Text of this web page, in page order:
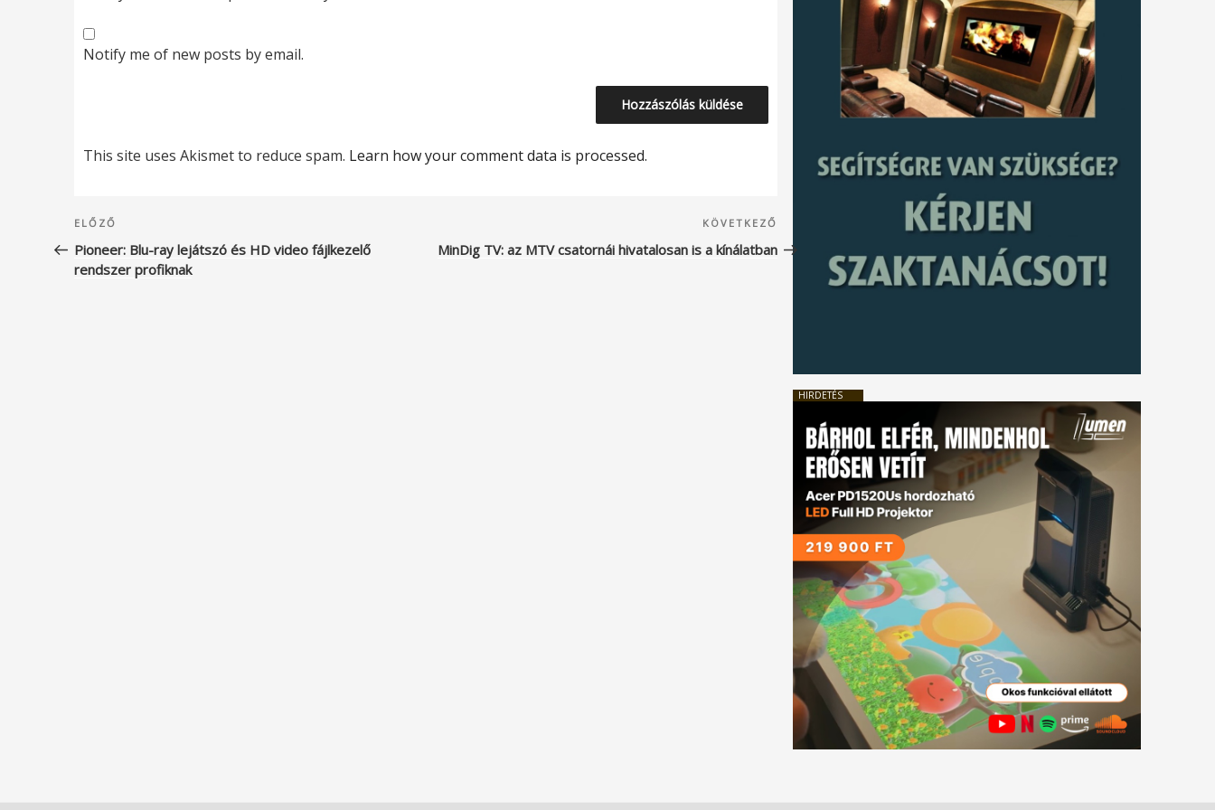
Notify me of new posts by email.
This site uses Akismet to reduce spam. Learn how your comment data is processed.
Bejegyzés
navigáció
Korábbi
bejegyzés
ELŐZŐ
Pioneer: Blu-ray lejátszó és HD video fájlkezelő
rendszer profiknak
bejegyzés
KÖVETKEZŐ
MinDig TV: az MTV csatornái hivatalosan is a kínálatban
HIRDETÉS